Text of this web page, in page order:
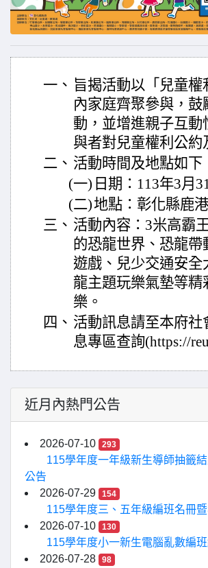
一、 旨揭活動以「兒童
內家庭齊聚參與，
動，並增進親子互
與者對兒童權利公
二、 活動時間及地點如下
(一) 日期：113年3月
(二)地點：彰化縣鹿
三、 活動內容：3米高霸
的恐龍世界、恐龍
遊戲、兒少交通安
龍主題玩樂氣墊等
樂。
四、 活動訊息請至本府
息專區查詢(https://
近月內熱門公告
2026-07-10 293
115學年度一年級新生導師抽籤
公告
2026-07-29
154
115學年度三、五年級編班名冊
2026-07-10
130
115學年度小一新生電腦亂數編
2026-07-28
98